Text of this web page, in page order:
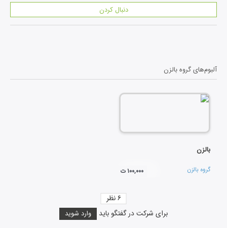
دنبال کردن
آلبوم‌هایگروه بالزن
بالزن
گروه بالزن ۱۰۰,۰۰۰ ت
برای شرکت در گفتگو باید وارد شوید
۶نظر